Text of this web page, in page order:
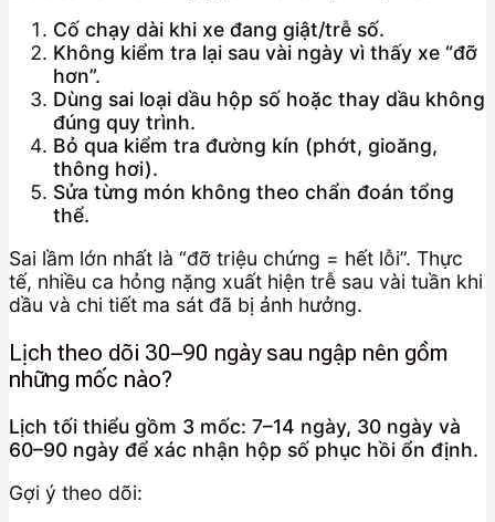
Cố chạy dài khi xe đang giật/trễ số.
Không kiểm tra lại sau vài ngày vì thấy xe “đỡ
hơn”.
Dùng sai loại dầu hộp số hoặc thay dầu không
đúng quy trình.
Bỏ qua kiểm tra đường kín (phớt, gioăng,
thông hơi).
Sửa từng món không theo chẩn đoán tổng
thể.
Sai lầm lớn nhất là “đỡ triệu chứng = hết lỗi”. Thực
tế, nhiều ca hỏng nặng xuất hiện trễ sau vài tuần khi
dầu và chi tiết ma sát đã bị ảnh hưởng.
Lịch theo dõi 30–90 ngày sau ngập nên gồm
những mốc nào?
Lịch tối thiểu gồm 3 mốc: 7–14 ngày, 30 ngày và
60–90 ngày để xác nhận hộp số phục hồi ổn định.
Gợi ý theo dõi: